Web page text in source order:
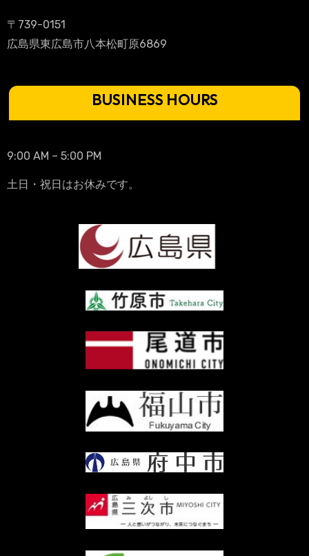
〒739-0151
広島県東広島市八本松町原6869
BUSINESS HOURS
9:00 AM – 5:00 PM
土日・祝日はお休みです。